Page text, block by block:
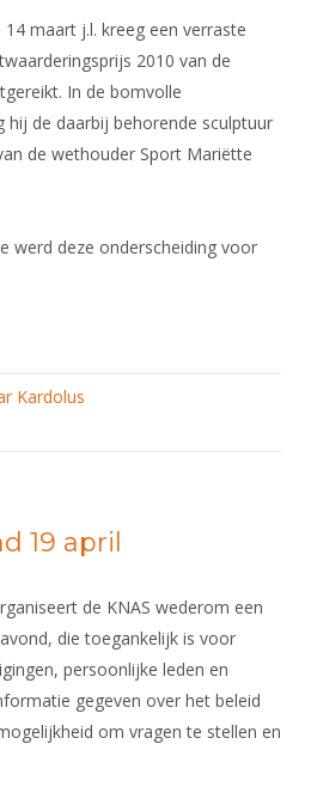
maart j.l. kreeg een verraste
2010 van de
In de bomvolle
hij de daarbij behorende sculptuur
de wethouder Sport Mariëtte
werd deze onderscheiding voor
Kardolus
19 april
de KNAS wederom een
die toegankelijk is voor
persoonlijke leden en
gegeven over het beleid
om vragen te stellen en